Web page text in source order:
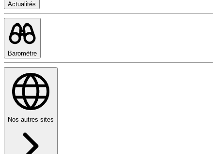
Actualités
Baromètre
Nos autres sites